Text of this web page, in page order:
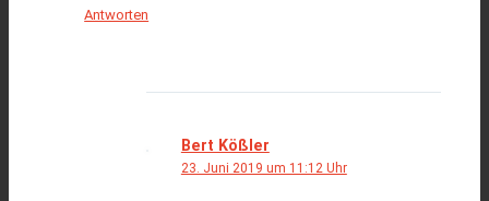
Antworten
Bert Kößler
23. Juni 2019 um 11:12 Uhr